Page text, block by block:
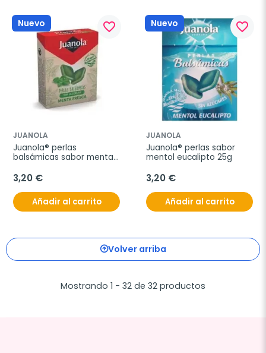
Nuevo favorite_border
JUANOLA
Juanola® perlas
balsámicas sabor menta
3,20 €
Añadir al carrito
Nuevo favorite_border
JUANOLA
Juanola® perlas sabor
mentol eucalipto 25g
3,20 €
Añadir al carrito
Volver arriba
Mostrando 1 - 32 de 32 productos